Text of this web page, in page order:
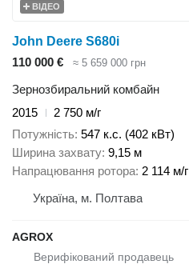
ВІДЕО
John Deere S680i
110 000 €
≈ 5 659 000 грн
Зернозбиральний комбайн
2015
2 750 м/г
Потужність 547 к.с. (402 кВт)
Ширина захвату 9,15 м
Напрацювання ротора 2 114 м/г
Україна, м. Полтава
AGROX